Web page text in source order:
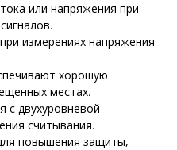
или напряжения при
измерениях напряжения
хорошую
местах.
с двухуровневой
считывания.
повышения защиты,